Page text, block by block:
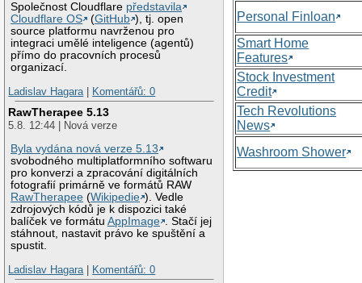
Společnost Cloudflare představila
Cloudflare OS
(GitHub ), tj. open
source platformu navrženou pro
integraci umělé inteligence (agentů)
přímo do pracovních procesů
organizací.
Ladislav Hagara
Komentářů: 0
RawTherapee 5.13
5.8. 12:44 | Nová verze
Byla vydána nová verze 5.13
svobodného multiplatformního softwaru
pro konverzi a zpracování digitálních
fotografií primárně ve formátů RAW
RawTherapee (Wikipedie ). Vedle
zdrojových kódů je k dispozici také
balíček ve formátuAppImage . Stačí jej
stáhnout, nastavit právo ke spuštění a
spustit.
Ladislav Hagara
Komentářů: 0
Personal Finloan
Smart Home
Features
Stock Investment
Credit
Tech Revolutions
News
Washroom Shower